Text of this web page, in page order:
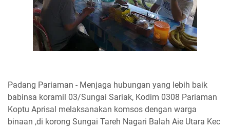
Padang Pariaman - Menjaga hubungan yang lebih baik
babinsa koramil 03/Sungai Sariak, Kodim 0308 Pariaman
Koptu Aprisal melaksanakan komsos dengan warga
binaan ,di korong Sungai Tareh Nagari Balah Aie Utara Kec